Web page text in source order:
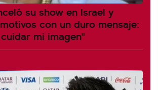
su show en Israel y
con un duro mensaje:
mi imagen"